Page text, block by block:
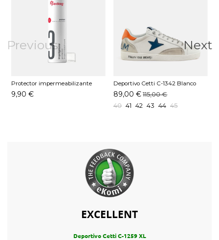
Previous
Protector impermeabilizante
Pedag 250 ML
9,90 €
Deportivo Cetti C-1342 Blanco
89,00 € 115,00 €
40 41 42 43 44 45
Next
EXCELLENT
Deportivo Cetti C-1259 XL